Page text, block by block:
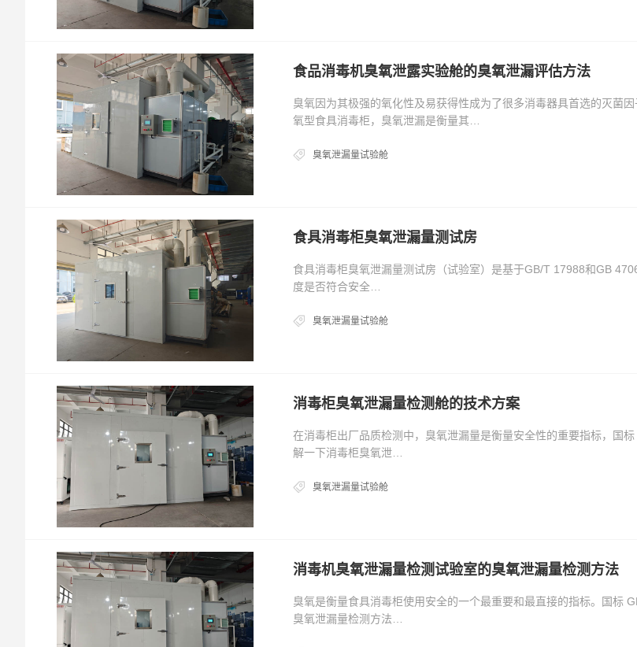
食品消毒机臭氧泄露实验舱的臭氧泄漏评估方法
臭氧因为其极强的氧化性及易获得性成为了很多消毒器具首选的灭菌
氧型食具消毒柜，臭氧泄漏是衡量其…
臭氧泄漏量试验舱
食具消毒柜臭氧泄漏量测试房
食具消毒柜臭氧泄漏量测试房（试验室）是基于GB/T 17988和GB
度是否符合安全…
臭氧泄漏量试验舱
消毒柜臭氧泄漏量检测舱的技术方案
在消毒柜出厂品质检测中，臭氧泄漏量是衡量安全性的重要指标，国
解一下消毒柜臭氧泄…
臭氧泄漏量试验舱
消毒机臭氧泄漏量检测试验室的臭氧泄漏量检测方法
臭氧是衡量食具消毒柜使用安全的一个最重要和最直接的指标。国标
臭氧泄漏量检测方法…